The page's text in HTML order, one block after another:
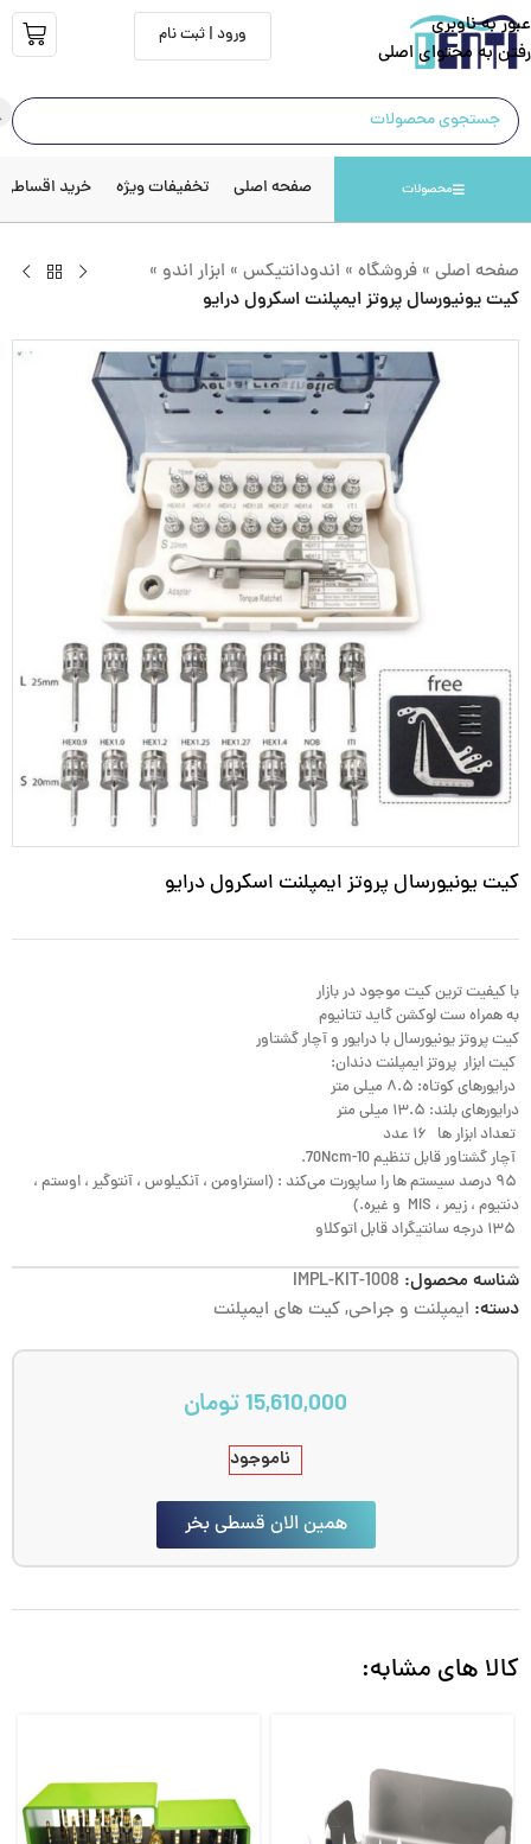
عبور به ناوبری
رفتن به محتوای اصلی
ورود | ثبت نام
محصولات صفحه اصلی تخفیفات ویژه خرید اقساطی
صفحه اصلی » فروشگاه » اندودانتیکس » ابزار اندو »
کیت یونیورسال پروتز ایمپلنت اسکرول درایو
کیت یونیورسال پروتز ایمپلنت اسکرول درایو
با کیفیت ترین کیت موجود در بازار
به همراه ست لوکشن گاید تتانیوم
کیت پروتز یونیورسال با درایور و آچار گشتاور
کیت ابزار پروتز ایمپلنت دندان:
درایورهای کوتاه: ۸.۵ میلی متر
درایورهای بلند: ۱۳.۵ میلی متر
تعداد ابزار ها ۱۶ عدد
آچار گشتاور قابل تنظیم 10-70Ncm.
۹۵ درصد سیستم ها را ساپورت می‌کند : (استراومن ، آنکیلوس ، آنتوگیر ، اوستم ،
دنتیوم ، زیمر ، MIS و غیره.)
شناسه محصول: IMPL-KIT-1008
دسته: ایمپلنت و جراحی,کیت های ایمپلنت
15,610,000تومان
ناموجود
همین الان قسطی بخر
کالا های مشابه: